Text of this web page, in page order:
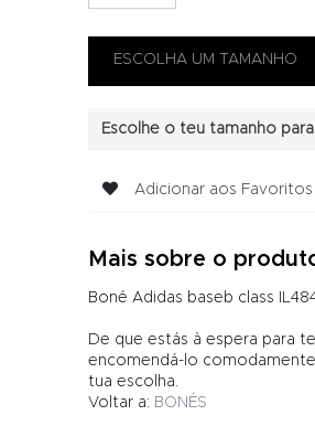
Escolhe o teu tamanho
Adicionar aos Favoritos
Mais sobre o
Boné Adidas baseb class
De que estás à espera para
encomendá-lo
tua escolha.
Voltar a: BONÉS